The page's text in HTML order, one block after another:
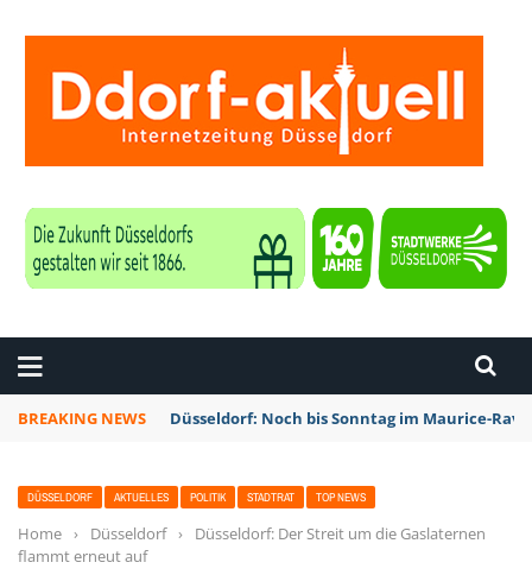
BREAKING NEWS Düsseldorf: Noch bis Sonntag im Maurice-
DÜSSELDORF AKTUELLES POLITIK STADTRAT TOP NEWS
Home › Düsseldorf ›
Düsseldorf: Der Streit um die Gaslaternen
flammt erneut auf